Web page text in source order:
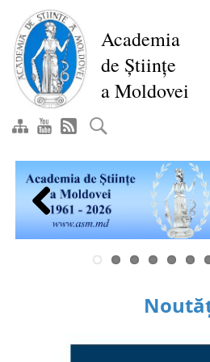
conţinutul
principal
Academia
de Științe
a Moldovei
Previous